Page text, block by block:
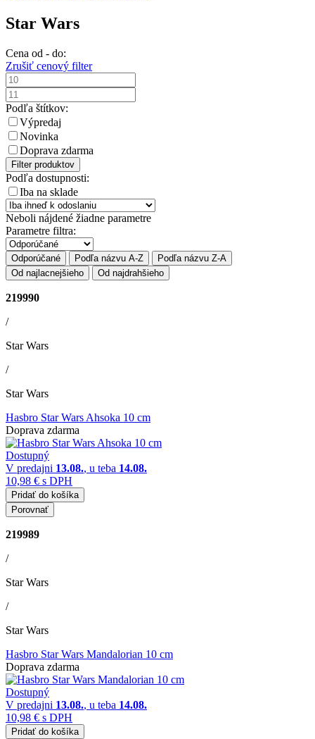
Star Wars
Cena od - do:
Zrušiť cenový filter
Podľa štítkov:
Výpredaj
Novinka
Doprava zdarma
Filter produktov
Podľa dostupnosti:
Iba na sklade
Neboli nájdené žiadne parametre
Parametre filtra:
Odporúčané Podľa názvu A-Z
Podľa názvu Z-A
Od najlacnejšieho
Od najdrahšieho
219990
/
Star Wars
/
Star Wars
Hasbro Star Wars Ahsoka 10 cm
Doprava zdarma
Dostupný
V predajni 13.08., u teba 14.08.
10,98 € s DPH
Pridať do košíka
Porovnať
219989
/
Star Wars
/
Star Wars
Hasbro Star Wars Mandalorian 10 cm
Doprava zdarma
Dostupný
V predajni 13.08., u teba 14.08.
10,98 € s DPH
Pridať do košíka